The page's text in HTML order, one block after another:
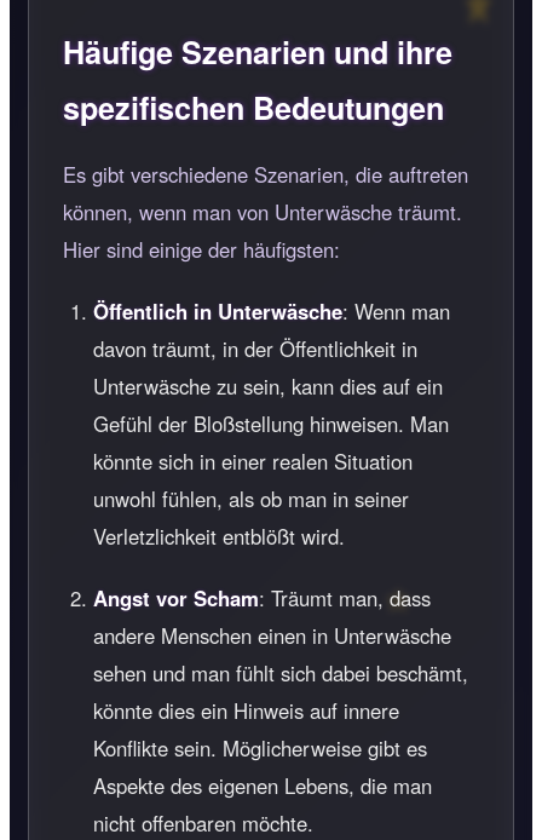
Häufige Szenarien und ihre
spezifischen Bedeutungen
Es gibt verschiedene Szenarien, die auftreten
können, wenn man von Unterwäsche träumt.
Hier sind einige der häufigsten:
Öffentlich in Unterwäsche: Wenn man
davon träumt, in der Öffentlichkeit in
Unterwäsche zu sein, kann dies auf ein
Gefühl der Bloßstellung hinweisen. Man
könnte sich in einer realen Situation
unwohl fühlen, als ob man in seiner
Verletzlichkeit entblößt wird.
Angst vor Scham: Träumt man, dass
andere Menschen einen in Unterwäsche
sehen und man fühlt sich dabei beschämt,
könnte dies ein Hinweis auf innere
Konflikte sein. Möglicherweise gibt es
Aspekte des eigenen Lebens, die man
nicht offenbaren möchte.